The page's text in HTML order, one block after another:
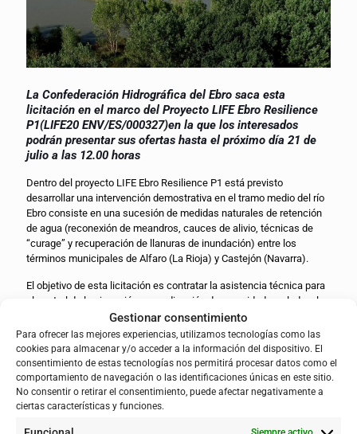
Gestionar consentimiento
Para ofrecer las mejores experiencias, utilizamos tecnologías como las
cookies para almacenar y/o acceder a la información del dispositivo. El
consentimiento de estas tecnologías nos permitirá procesar datos como el
comportamiento de navegación o las identificaciones únicas en este sitio.
No consentir o retirar el consentimiento, puede afectar negativamente a
ciertas características y funciones.
La Confederación Hidrográfica del Ebro saca esta
licitación en el marco del Proyecto LIFE Ebro Resilience
P1(LIFE20 ENV/ES/000327)en la que los interesados
podrán presentar sus ofertas hasta el próximo día 21 de
julio a las 12.00 horas
Dentro del proyecto LIFE Ebro Resilience P1 está previsto
desarrollar una intervención demostrativa en el tramo medio del río
Ebro consiste en una sucesión de medidas naturales de retención
de agua (reconexión de meandros, cauces de alivio, técnicas de
“curage” y recuperación de llanuras de inundación) entre los
términos municipales de Alfaro (La Rioja) y Castejón (Navarra).
El objetivo de esta licitación es contratar la asistencia técnica para
el control de la ejecución y coordinación de seguridad y salud en las
obras de adecuación morfológica y restauración ambiental del río
Ebro en el paraje de La Roza, situado en Alfaro (La Rioja).
Los trabajos consistirán en el control de la ejecución y la calidad de
las obras; control geométrico, medición de la obra realizada y
propuesta de relación valorada; seguimiento ambiental de las
obras; coordinación de seguridad y salud y participación en los